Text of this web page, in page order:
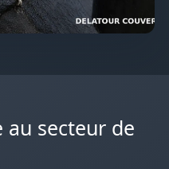
au secteur de